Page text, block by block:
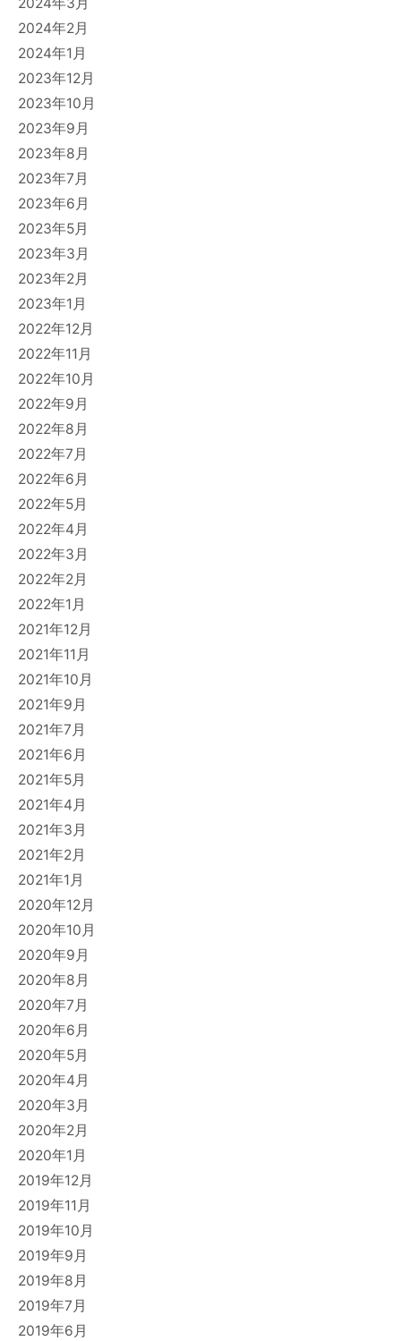
2024年2月
2024年1月
2023年12月
2023年10月
2023年9月
2023年8月
2023年7月
2023年6月
2023年5月
2023年3月
2023年2月
2023年1月
2022年12月
2022年11月
2022年10月
2022年9月
2022年8月
2022年7月
2022年6月
2022年5月
2022年4月
2022年3月
2022年2月
2022年1月
2021年12月
2021年11月
2021年10月
2021年9月
2021年7月
2021年6月
2021年5月
2021年4月
2021年3月
2021年2月
2021年1月
2020年12月
2020年10月
2020年9月
2020年8月
2020年7月
2020年6月
2020年5月
2020年4月
2020年3月
2020年2月
2020年1月
2019年12月
2019年11月
2019年10月
2019年9月
2019年8月
2019年7月
2019年6月